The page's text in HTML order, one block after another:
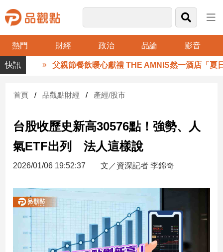
熱門 財經 政治 品論 影音
品
觀
財
台
財
新
產
經/
父親節餐飲暖心獻禮 THE AMNIS然一酒店「夏日藏
首頁 品觀點財經 產經/股市
台股收歷史新高30576點！強勢、人
氣ETF出列 法人這樣說
2026/01/06 19:52:37 文／資深記者 李錦奇